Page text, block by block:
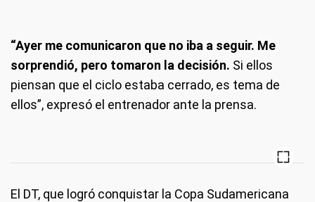
“Ayer me comunicaron que no iba a seguir. Me
sorprendió, pero tomaron la decisión. Si ellos
piensan que el ciclo estaba cerrado, es tema de
ellos”, expresó el entrenador ante la prensa.
El DT, que logró conquistar la Copa Sudamericana